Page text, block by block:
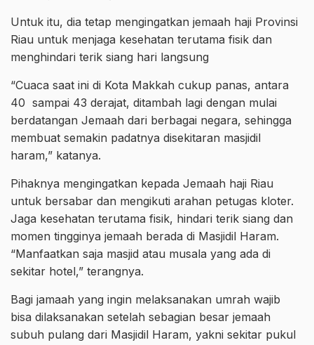
Untuk itu, dia tetap mengingatkan jemaah haji Provinsi
Riau untuk menjaga kesehatan terutama fisik dan
menghindari terik siang hari langsung
“Cuaca saat ini di Kota Makkah cukup panas, antara
40 sampai 43 derajat, ditambah lagi dengan mulai
berdatangan Jemaah dari berbagai negara, sehingga
membuat semakin padatnya disekitaran masjidil
haram,” katanya.
Pihaknya mengingatkan kepada Jemaah haji Riau
untuk bersabar dan mengikuti arahan petugas kloter.
Jaga kesehatan terutama fisik, hindari terik siang dan
momen tingginya jemaah berada di Masjidil Haram.
“Manfaatkan saja masjid atau musala yang ada di
sekitar hotel,” terangnya.
Bagi jamaah yang ingin melaksanakan umrah wajib
bisa dilaksanakan setelah sebagian besar jemaah
subuh pulang dari Masjidil Haram, yakni sekitar pukul